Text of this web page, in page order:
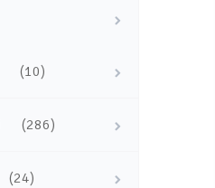
(10)
(286)
(24)